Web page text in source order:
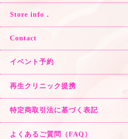
Store info．
Contact
イベント予約
再生クリニック提携
特定商取引法に基づく表記
よくあるご質問（FAQ）